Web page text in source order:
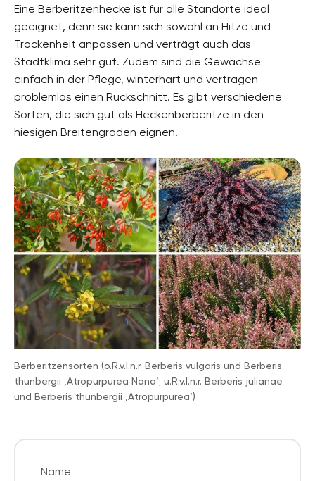
Bodenfeuchte
mäßig trocken, mäßig feucht, frisch
pH-Wert
schwach alkalisch, schwach sauer, sauer
Kalkverträglichkeit
Humus
Giftig
Ja
Pflanzenfamilien
Berberitzengewächse, Berberidaceae
Pflanzenarten
Heckenpflanzen, Sträucher
Gartenstil
Bauerngarten, Naturgarten, Parkanlage
Eine Berberitzenhecke ist für alle Standorte ideal
geeignet, denn sie kann sich sowohl an Hitze und
Trockenheit anpassen und verträgt auch das
Stadtklima sehr gut. Zudem sind die Gewächse
einfach in der Pflege, winterhart und vertragen
problemlos einen Rückschnitt. Es gibt verschiedene
Sorten, die sich gut als Heckenberberitze in den
hiesigen Breitengraden eignen.
Berberitzensorten (o.R.v.l.n.r. Berberis vulgaris und Berberis
thunbergii ‚Atropurpurea Nana‘; u.R.v.l.n.r. Berberis julianae
und Berberis thunbergii ‚Atropurpurea‘)
Name